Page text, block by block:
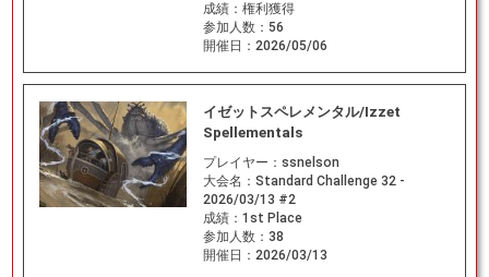
成績： 権利獲得
参加人数： 56
開催日： 2026/05/06
イゼットスペレメンタル/Izzet
Spellementals
プレイヤー： ssnelson
大会名： Standard Challenge 32 -
2026/03/13 #2
成績： 1st Place
参加人数： 38
開催日： 2026/03/13